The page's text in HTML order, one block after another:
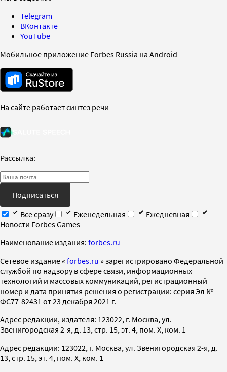
Telegram
ВКонтакте
YouTube
Мобильное приложение Forbes Russia на Android
На сайте работает синтез речи
Рассылка:
Подписаться
Все сразу
Еженедельная
Ежедневная
Новости Forbes Games
Наименование издания: forbes.ru
Cетевое издание « forbes.ru » зарегистрировано Федеральной
службой по надзору в сфере связи, информационных
технологий и массовых коммуникаций, регистрационный
номер и дата принятия решения о регистрации: серия Эл №
ФС77-82431 от 23 декабря 2021 г.
Адрес редакции, издателя: 123022, г. Москва, ул.
Звенигородская 2-я, д. 13, стр. 15, эт. 4, пом. X, ком. 1
Адрес редакции: 123022, г. Москва, ул. Звенигородская 2-я, д.
13, стр. 15, эт. 4, пом. X, ком. 1